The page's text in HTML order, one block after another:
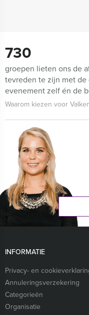
730
groepen lieten ons de
tevreden te zijn met
evenement zelf én de
Waarom kiezen voor
INFORMATIE
Privacy- en
Annuleringsverzekering
Categorieën
Organisatie